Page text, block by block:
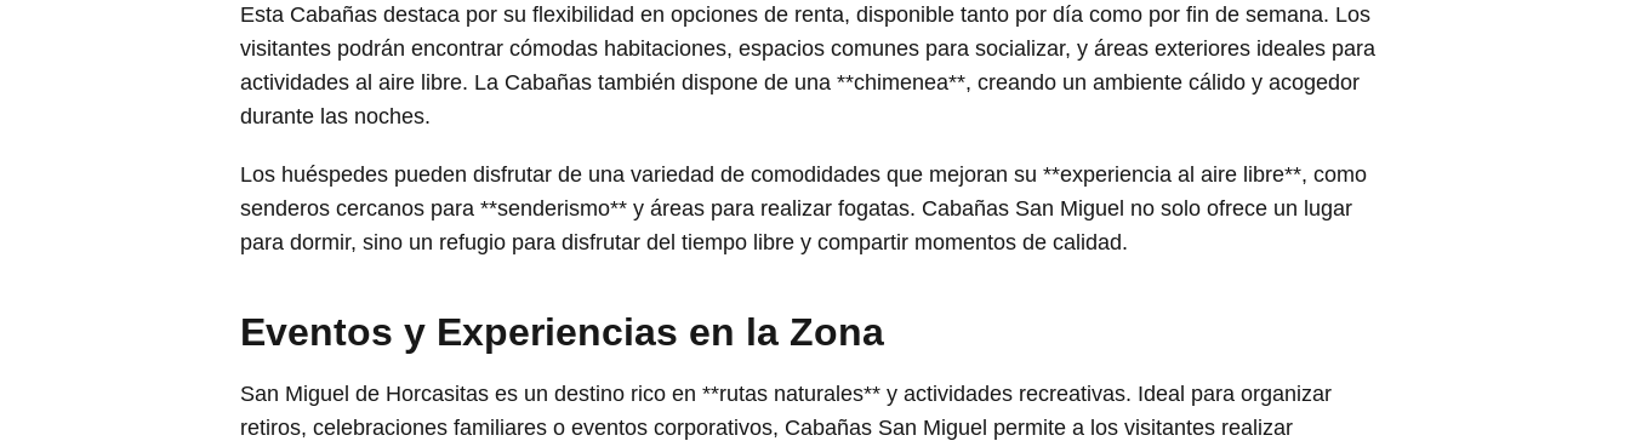
Esta Cabañas destaca por su flexibilidad en opciones de renta, disponible tanto por día como por fin de semana. Los
visitantes podrán encontrar cómodas habitaciones, espacios comunes para socializar, y áreas exteriores ideales para
actividades al aire libre. La Cabañas también dispone de una **chimenea**, creando un ambiente cálido y acogedor
durante las noches.
Los huéspedes pueden disfrutar de una variedad de comodidades que mejoran su **experiencia al aire libre**, como
senderos cercanos para **senderismo** y áreas para realizar fogatas. Cabañas San Miguel no solo ofrece un lugar
para dormir, sino un refugio para disfrutar del tiempo libre y compartir momentos de calidad.
Eventos y Experiencias en la Zona
San Miguel de Horcasitas es un destino rico en **rutas naturales** y actividades recreativas. Ideal para organizar
retiros, celebraciones familiares o eventos corporativos, Cabañas San Miguel permite a los visitantes realizar